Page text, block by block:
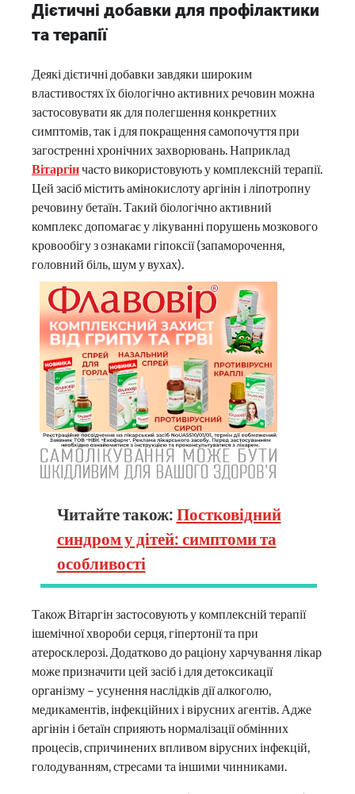
Дієтичні добавки для профілактики
та терапії
Деякі дієтичні добавки завдяки широким
властивостях їх біологічно активних речовин можна
застосовувати як для полегшення конкретних
симптомів, так і для покращення самопочуття при
загостренні хронічних захворювань. Наприклад
Вітаргінчасто використовують у комплексній терапії.
Цей засіб містить амінокислоту аргінін і ліпотропну
речовину бетаїн. Такий біологічно активний
комплекс допомагає у лікуванні порушень мозкового
кровообігу з ознаками гіпоксії (запаморочення,
головний біль, шум у вухах).
Читайте також: Постковідний
синдром у дітей: симптоми та
особливості
Також Вітаргін застосовують у комплексній терапії
ішемічної хвороби серця, гіпертонії та при
атеросклерозі. Додатково до раціону харчування лікар
може призначити цей засіб і для детоксикації
організму – усунення наслідків дії алкоголю,
медикаментів, інфекційних і вірусних агентів. Адже
аргінін і бетаїн сприяють нормалізації обмінних
процесів, спричинених впливом вірусних інфекцій,
голодуванням, стресами та іншими чинниками.